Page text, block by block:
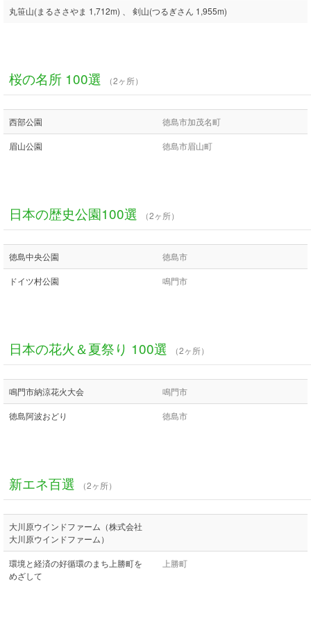
丸笹山(まるささやま 1,712m) 、 剣山(つるぎさん 1,955m)
桜の名所 100選 （2ヶ所）
西部公園 徳島市加茂名町
眉山公園 徳島市眉山町
日本の歴史公園100選 （2ヶ所）
徳島中央公園 徳島市
ドイツ村公園 鳴門市
日本の花火＆夏祭り 100選 （2ヶ所）
鳴門市納涼花火大会 鳴門市
徳島阿波おどり 徳島市
新エネ百選 （2ヶ所）
大川原ウインドファーム（株式会社
大川原ウインドファーム）
環境と経済の好循環のまち上勝町を
めざして
上勝町